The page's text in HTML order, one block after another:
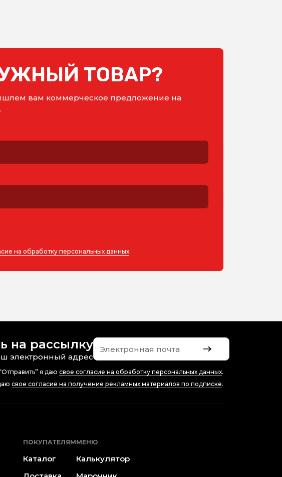
ТОВАР?
вам коммерческое предложение на
на обработку персональных данных.
на рассылку
электронный адрес
я даю свое согласие на обработку персональных данных.
свое согласие на получение рекламных материалов по подписке.
ПОКУПАТЕЛЯМ
Каталог
МЕНЮ
Калькулятор